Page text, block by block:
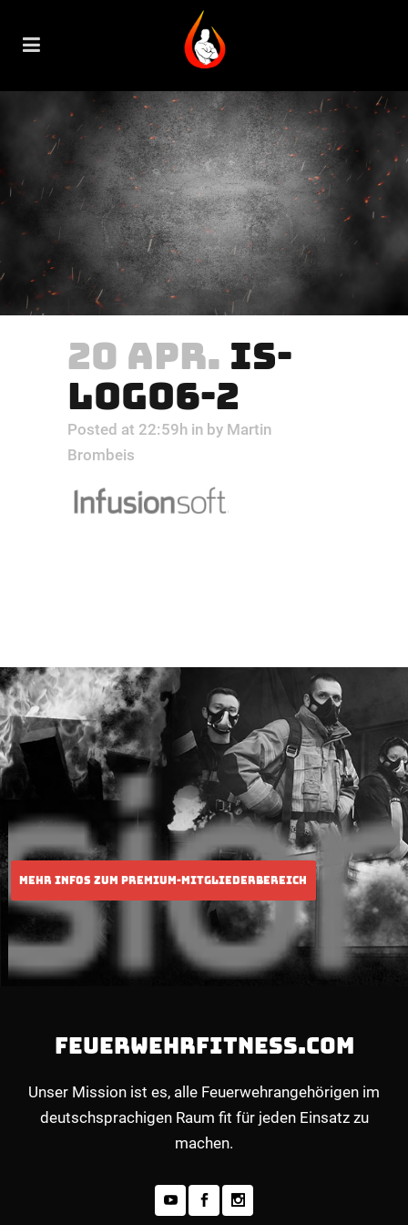
20 APR. IS-
LOGO6-2
Posted at 22:59h in by Martin
Brombeis
FEUERWEHRFITNESS.COM
Unser Mission ist es, alle Feuerwehrangehörigen im
deutschsprachigen Raum fit für jeden Einsatz zu
machen.